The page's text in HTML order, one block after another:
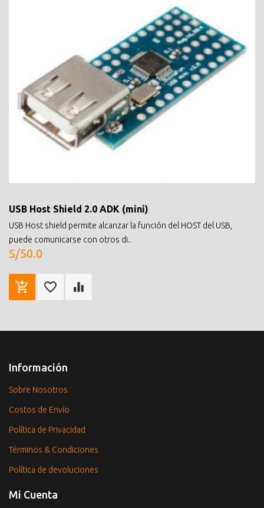
USB Host Shield 2.0 ADK (mini)
USB Host shield permite alcanzar la función del HOST del USB,
puede comunicarse con otros di..
S/50.0
Información
Sobre Nosotros
Costos de Envío
Política de Privacidad
Términos & Condiciones
Política de devoluciones
Mi Cuenta